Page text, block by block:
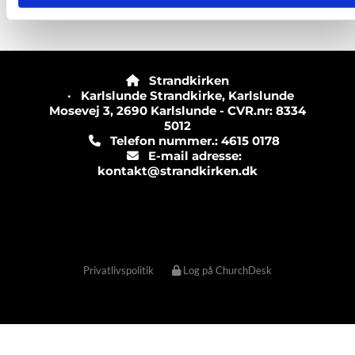

Strandkirken
· Karlslunde Strandkirke, Karlslunde
Mosevej 3, 2690 Karlslunde - CVR.nr: 8334
5012
Telefon nummer.: 4615 0178
E-mail adresse:
kontakt@strandkirken.dk
Privatlivspolitik Log på ChurchDesk